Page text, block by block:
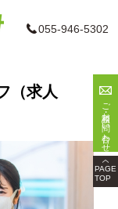
055-946-5302
（求人
ご相談・お問い合わせ
PAGE
TOP